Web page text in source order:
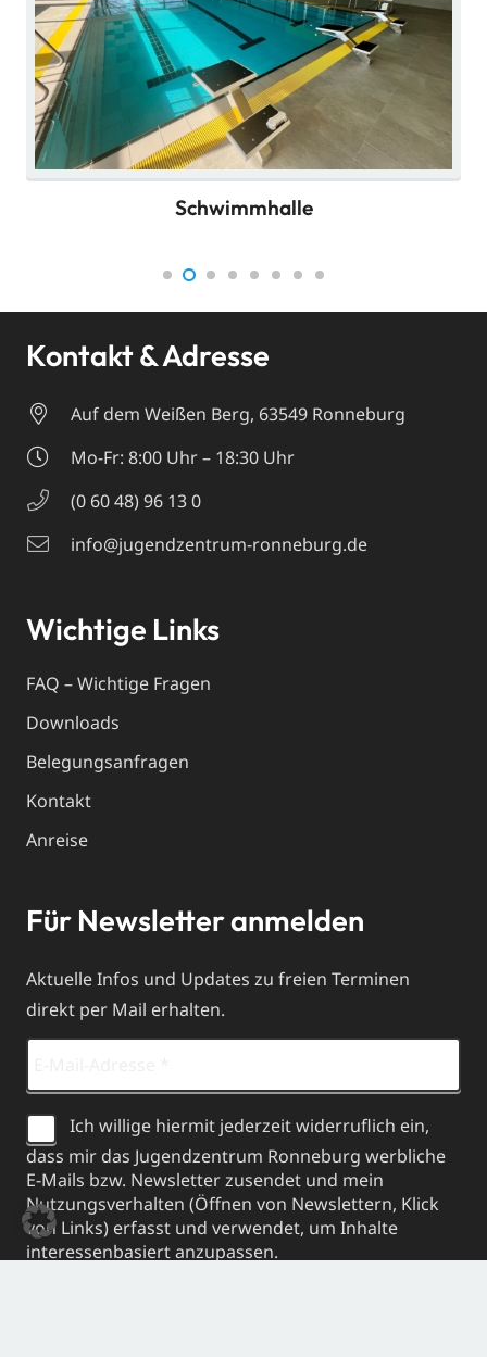
Schwimm­halle
Kontakt & Adresse
Auf dem Weißen Berg, 63549 Ronneburg
Mo-Fr: 8:00 Uhr – 18:30 Uhr
(0 60 48) 96 13 0
info@jugendzentrum-ronneburg.de
Wichtige Links
FAQ – Wichtige Fragen
Downloads
Belegungsanfragen
Kontakt
Anreise
Für Newsletter anmelden
Aktuelle Infos und Updates zu freien Terminen
direkt per Mail erhalten.
Ich willige hiermit jederzeit widerruflich ein,
dass mir das Jugendzentrum Ronneburg werbliche
E-Mails bzw. Newsletter zusendet und mein
Nutzungsverhalten (Öffnen von Newslettern, Klick
von Links) erfasst und verwendet, um Inhalte
interessenbasiert anzupassen.